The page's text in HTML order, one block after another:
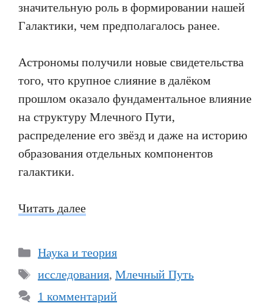
значительную роль в формировании нашей
Галактики, чем предполагалось ранее.
Астрономы получили новые свидетельства
того, что крупное слияние в далёком
прошлом оказало фундаментальное влияние
на структуру Млечного Пути,
распределение его звёзд и даже на историю
образования отдельных компонентов
галактики.
Читать далее
Рубрики
Наука и теория
Метки
исследования, Млечный Путь
1 комментарий